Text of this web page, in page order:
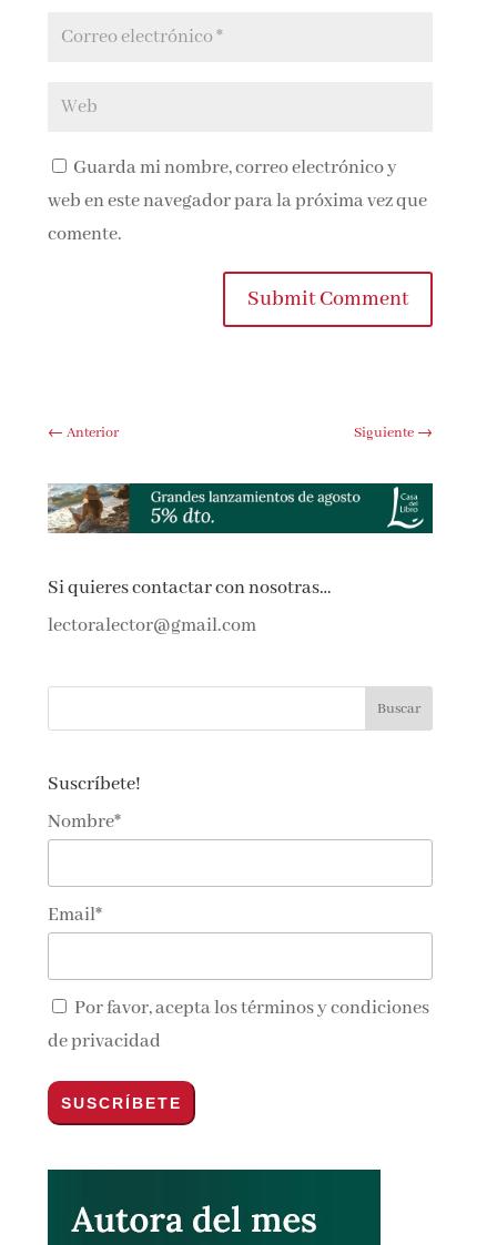
Guarda mi nombre, correo electrónico y
web en este navegador para la próxima vez que
comente.
Submit Comment
←Anterior Siguiente→
Si quieres contactar con nosotras…
lectoralector@gmail.com
Suscríbete!
Nombre*
Email*
Por favor, acepta lostérminos y condiciones
de privacidad